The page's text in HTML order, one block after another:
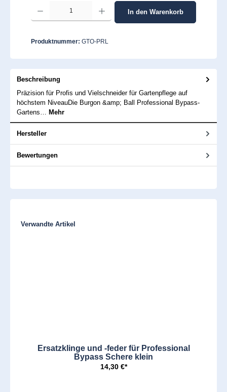
Produkt Anzahl: Gib den gewünschten Wert ein oder benutze die Schaltflächen
In den Warenkorb
Produktnummer: GTO-PRL
Beschreibung
Präzision für Profis und Vielschneider für Gartenpflege auf
höchstem NiveauDie Burgon &amp; Ball Professional Bypass-
Gartens… Mehr
Hersteller
Bewertungen
Produktgalerie überspringen
Verwandte Artikel
Ersatzklinge und -feder für Professional
Bypass Schere klein
14,30 €*